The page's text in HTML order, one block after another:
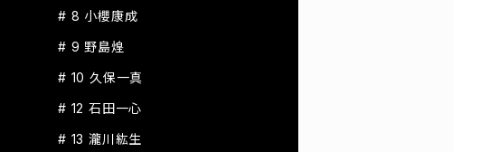
# 8 小櫻康成
# 9 野島煌
# 10 久保一真
# 12 石田一心
# 13 瀧川紘生